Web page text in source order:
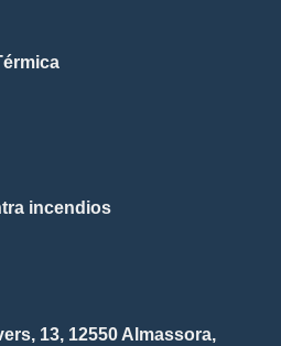
incendios
13, 12550 Almassora,